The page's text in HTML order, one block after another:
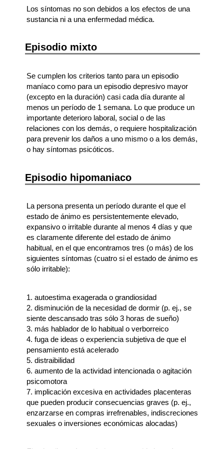
Los síntomas no son debidos a los efectos de una
sustancia ni a una enfermedad médica.
Episodio mixto
Se cumplen los criterios tanto para un episodio
maníaco como para un episodio depresivo mayor
(excepto en la duración) casi cada día durante al
menos un período de 1 semana. Lo que produce un
importante deterioro laboral, social o de las
relaciones con los demás, o requiere hospitalización
para prevenir los daños a uno mismo o a los demás,
o hay síntomas psicóticos.
Episodio hipomaniaco
La persona presenta un período durante el que el
estado de ánimo es persistentemente elevado,
expansivo o irritable durante al menos 4 días y que
es claramente diferente del estado de ánimo
habitual, en el que encontramos tres (o más) de los
siguientes síntomas (cuatro si el estado de ánimo es
sólo irritable):
1. autoestima exagerada o grandiosidad
2. disminución de la necesidad de dormir (p. ej., se
siente descansado tras sólo 3 horas de sueño)
3. más hablador de lo habitual o verborreico
4. fuga de ideas o experiencia subjetiva de que el
pensamiento está acelerado
5. distraibilidad
6. aumento de la actividad intencionada o agitación
psicomotora
7. implicación excesiva en actividades placenteras
que pueden producir consecuencias graves (p. ej.,
enzarzarse en compras irrefrenables, indiscreciones
sexuales o inversiones económicas alocadas)